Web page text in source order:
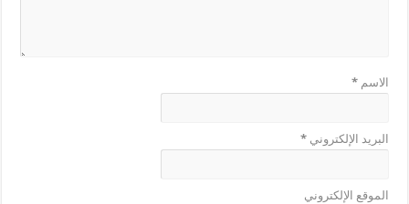
الاسم*
البريد الإلكتروني*
الموقع الإلكتروني